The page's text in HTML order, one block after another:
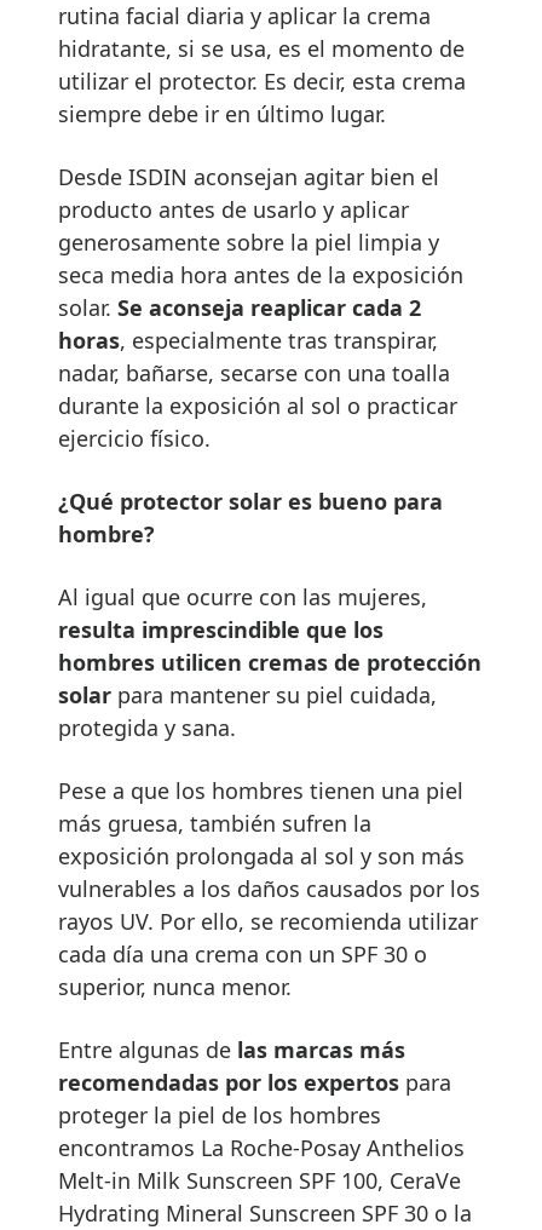
rutina facial diaria y aplicar la crema
hidratante, si se usa, es el momento de
utilizar el protector. Es decir, esta crema
siempre debe ir en último lugar.
Desde ISDIN aconsejan agitar bien el
producto antes de usarlo y aplicar
generosamente sobre la piel limpia y
seca media hora antes de la exposición
solar. Se aconseja reaplicar cada 2
horas, especialmente tras transpirar,
nadar, bañarse, secarse con una toalla
durante la exposición al sol o practicar
ejercicio físico.
¿Qué protector solar es bueno para
hombre?
Al igual que ocurre con las mujeres,
resulta imprescindible que los
hombres utilicen cremas de protección
solar para mantener su piel cuidada,
protegida y sana.
Pese a que los hombres tienen una piel
más gruesa, también sufren la
exposición prolongada al sol y son más
vulnerables a los daños causados por los
rayos UV. Por ello, se recomienda utilizar
cada día una crema con un SPF 30 o
superior, nunca menor.
Entre algunas de las marcas más
recomendadas por los expertos para
proteger la piel de los hombres
encontramos La Roche-Posay Anthelios
Melt-in Milk Sunscreen SPF 100, CeraVe
Hydrating Mineral Sunscreen SPF 30 o la